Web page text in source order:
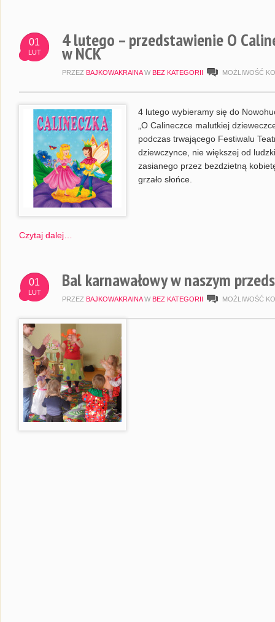
01
LUT
4 lutego – przedstawienie O
w NCK
PRZEZ BAJKOWAKRAINA W BEZ KATEGORII MOŻLIWOŚĆ
4 lutego wybieramy się do
„O Calineczce malutkiej
podczas trwającego Festiwalu
dziewczynce, nie większej od
zasianego przez bezdzietną
grzało słońce.
Czytaj dalej…
01
LUT
Bal karnawałowy w naszym
PRZEZ BAJKOWAKRAINA W BEZ KATEGORII MOŻLIWOŚĆ